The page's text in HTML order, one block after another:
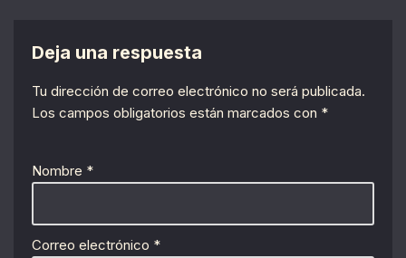
Deja una respuesta
Tu dirección de correo electrónico no será publicada.
Los campos obligatorios están marcados con *
Nombre *
Correo electrónico *